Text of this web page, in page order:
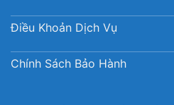
Điều Khoản Dịch Vụ
Chính Sách Bảo Hành